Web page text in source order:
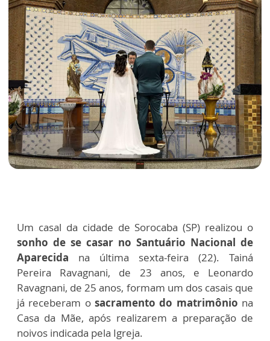
Um casal da cidade de Sorocaba (SP) realizou o
sonho de se casar no Santuário Nacional de
Aparecida na última sexta-feira (22). Tainá
Pereira Ravagnani, de 23 anos, e Leonardo
Ravagnani, de 25 anos, formam um dos casais que
já receberam o sacramento do matrimônio na
Casa da Mãe, após realizarem a preparação de
noivos indicada pela Igreja.